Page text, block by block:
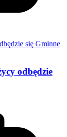
odbędzie